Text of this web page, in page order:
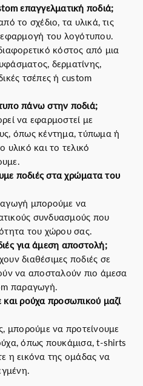
επαγγελματική ποδιά;
το σχέδιο, τα υλικά, τις
εφαρμογή του λογότυπου.
κόστος από μια
δερματίνης,
τσέπες ή custom
πάνω στην ποδιά;
να εφαρμοστεί με
όπως κέντημα, τύπωμα ή
και το τελικό
ποδιές στα χρώματα του
μπορούμε να
συνδυασμούς που
του χώρου σας.
για άμεση αποστολή;
διαθέσιμες ποδιές σε
να αποσταλούν πιο άμεσα
παραγωγή.
και ρούχα προσωπικού μαζί
μπορούμε να προτείνουμε
όπως πουκάμισα, t-shirts
η εικόνα της ομάδας να